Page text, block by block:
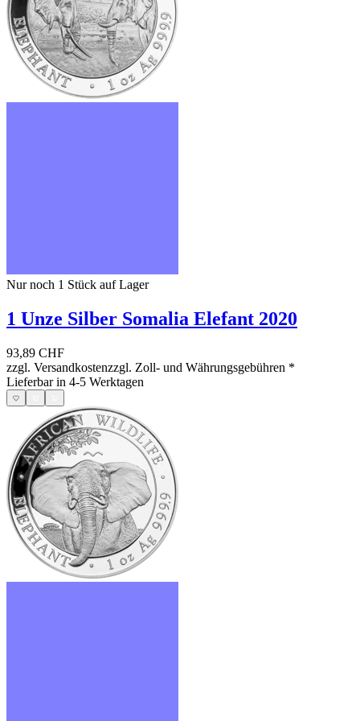
Nur noch 1 Stück auf Lager
1 Unze Silber Somalia Elefant 2020
93,89 CHF
zzgl. Versandkostenzzgl. Zoll- und Währungsgebühren *
Lieferbar in 4-5 Werktagen